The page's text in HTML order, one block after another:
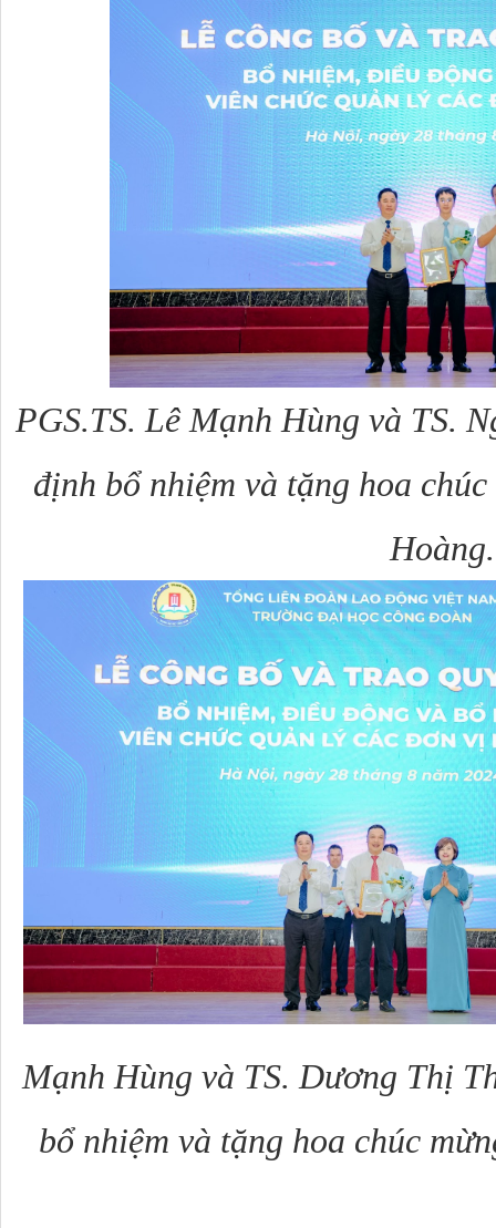
PGS.TS. Lê Mạnh Hùng và TS.
định bổ nhiệm và tặng hoa
Hoàng.
Mạnh Hùng và TS. Dương Thị
bổ nhiệm và tặng hoa chúc